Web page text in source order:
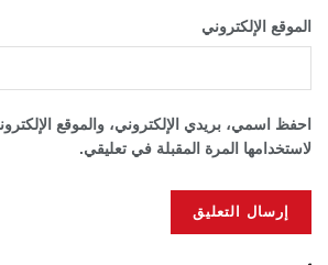
الموقع الإلكتروني
احفظ اسمي، بريدي الإلكتروني، والموقع
لاستخدامها المرة المقبلة في تعليقي.